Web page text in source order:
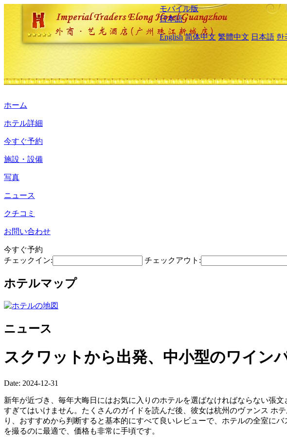
モバイル版
日本語
English 简体中文 繁體中文 日本語 한
ホーム
ホテル詳細
今すぐ予約
施設・設備
写真
ニュース
クチコミ
お問い合わせ
今すぐ予約
チェックイン:
チェックアウト:
ホテルマップ
ニュース
スクワットから出発、中小型のワイン
Date: 2024-12-31
新年が近づき、毎年大晦日にはお気に入りのホテルを選ばなければならない張
すぎてはいけません。たくさんのガイドを読んだ後、彼女は杭州のヴァンス ホ
り、おすすめから判断すると基本的にすべて良いレビューで、ホテルの全室に
を撮るのに最適で、価格も非常に手頃です。